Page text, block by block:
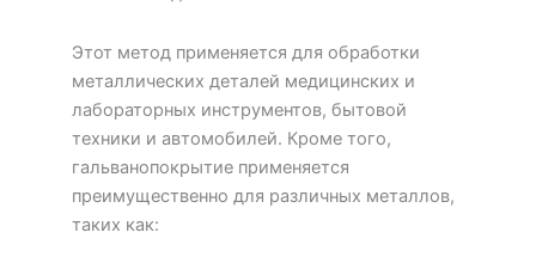
Этот метод применяется для обработки
металлических деталей медицинских и
лабораторных инструментов, бытовой
техники и автомобилей. Кроме того,
гальванопокрытие применяется
преимущественно для различных металлов,
таких как: